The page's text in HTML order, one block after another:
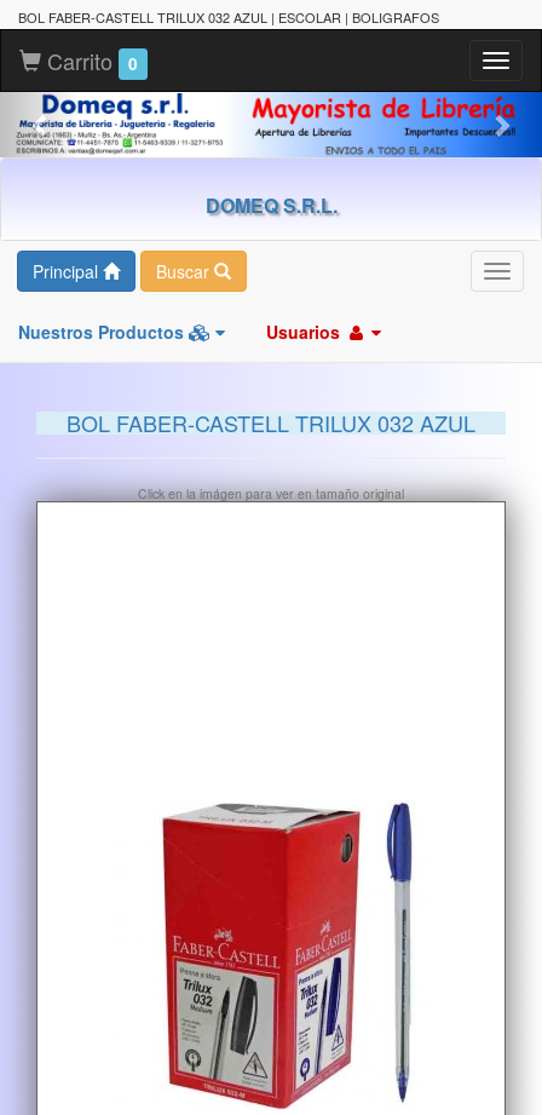
BOL FABER-CASTELL TRILUX 032 AZUL | ESCOLAR | BOLIGRAFOS
Carrito 0
DOMEQ S.R.L.
Principal Buscar
Nuestros Productos Usuarios
BOL FABER-CASTELL TRILUX 032 AZUL
Click en la imágen para ver en tamaño original